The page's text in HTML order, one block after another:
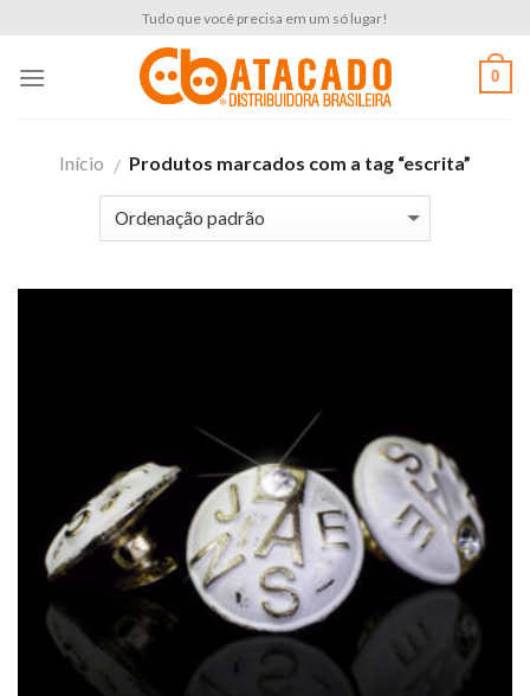
content
Tudo que você precisa em um só lugar!
0
Início / Produtos marcados com a tag “escrita”